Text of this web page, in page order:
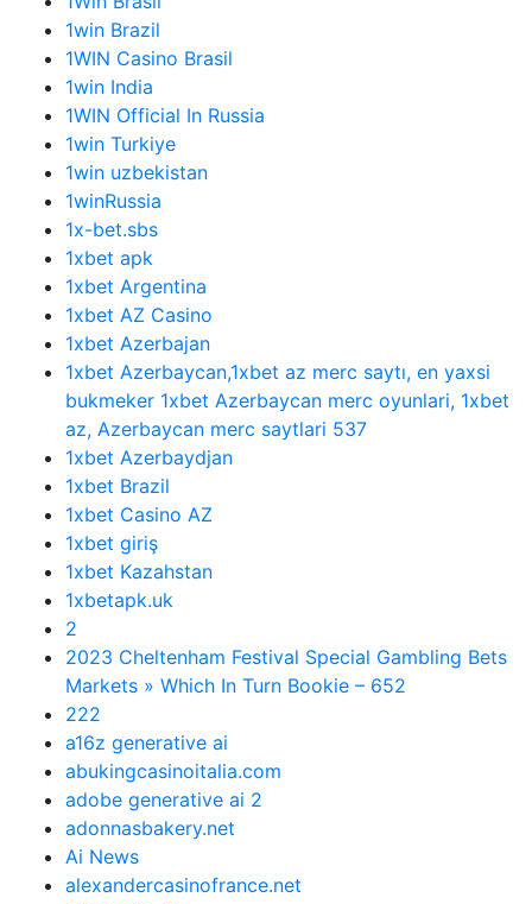
1win Brazil
1WIN Casino Brasil
1win India
1WIN Official In Russia
1win Turkiye
1win uzbekistan
1winRussia
1x-bet.sbs
1xbet apk
1xbet Argentina
1xbet AZ Casino
1xbet Azerbajan
1xbet Azerbaycan,1xbet az merc saytı, en yaxsi
bukmeker 1xbet Azerbaycan merc oyunlari, 1xbet
az, Azerbaycan merc saytlari 537
1xbet Azerbaydjan
1xbet Brazil
1xbet Casino AZ
1xbet giriş
1xbet Kazahstan
1xbetapk.uk
2
2023 Cheltenham Festival Special Gambling Bets
Markets » Which In Turn Bookie – 652
222
a16z generative ai
abukingcasinoitalia.com
adobe generative ai 2
adonnasbakery.net
Ai News
alexandercasinofrance.net